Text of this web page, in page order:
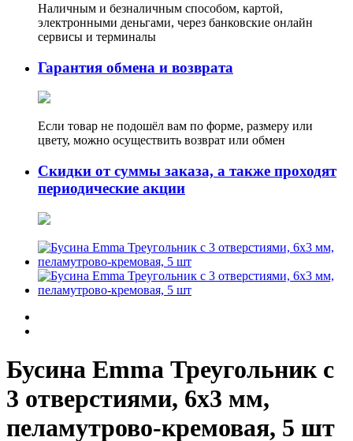
Наличным и безналичным способом, картой,
электронными деньгами, через банковские онлайн
сервисы и терминалы
Гарантия обмена и возврата
Если товар не подошёл вам по форме, размеру или
цвету, можно осуществить возврат или обмен
Скидки от суммы заказа, а также проходят
периодические акции
Бусина Emma Треугольник с
3 отверстиями, 6х3 мм,
пеламутрово-кремовая, 5 шт